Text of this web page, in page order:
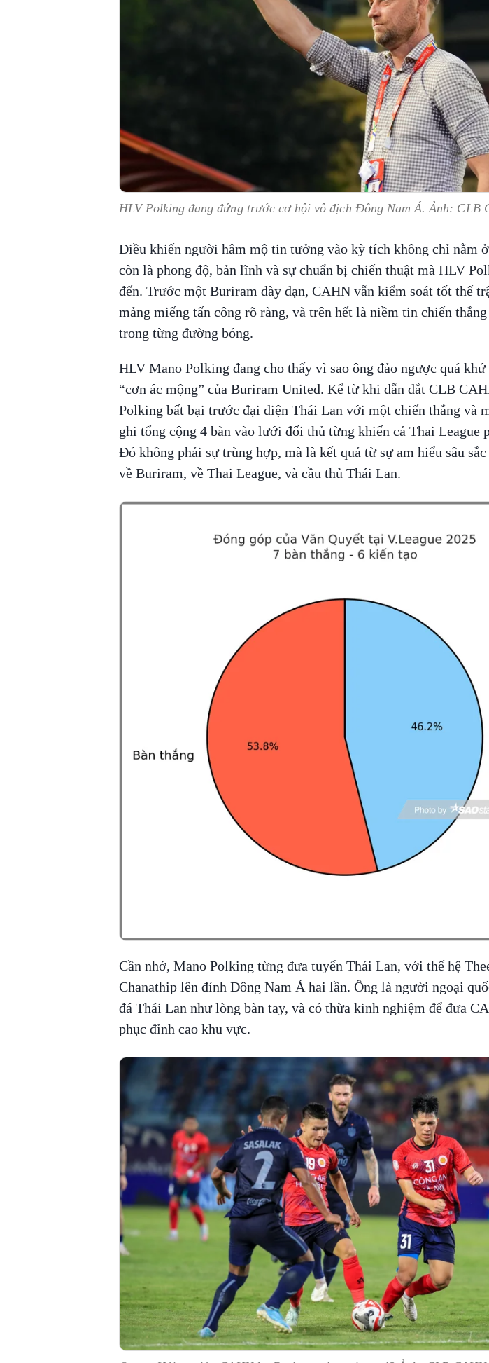
HLV Polking đang đứng trước cơ hội vô địch Đông Nam Á. Ảnh: CLB
Điều khiến người hâm mộ tin tưởng vào kỳ tích không chỉ nằm
còn là phong độ, bản lĩnh và sự chuẩn bị chiến thuật mà HLV
đến. Trước một Buriram dày dạn, CAHN vẫn kiểm soát tốt thế
mảng miếng tấn công rõ ràng, và trên hết là niềm tin chiến
trong từng đường bóng.
HLV Mano Polking đang cho thấy vì sao ông đảo ngược quá khứ
“cơn ác mộng” của Buriram United. Kể từ khi dẫn dắt CLB
Polking bất bại trước đại diện Thái Lan với một chiến thắng và
ghi tổng cộng 4 bàn vào lưới đối thủ từng khiến cả Thai League
Đó không phải sự trùng hợp, mà là kết quả từ sự am hiểu sâu
về Buriram, về Thai League, và cầu thủ Thái Lan.
Cần nhớ, Mano Polking từng đưa tuyển Thái Lan, với thế hệ
Chanathip lên đỉnh Đông Nam Á hai lần. Ông là người ngoại
đá Thái Lan như lòng bàn tay, và có thừa kinh nghiệm để đưa
phục đỉnh cao khu vực.